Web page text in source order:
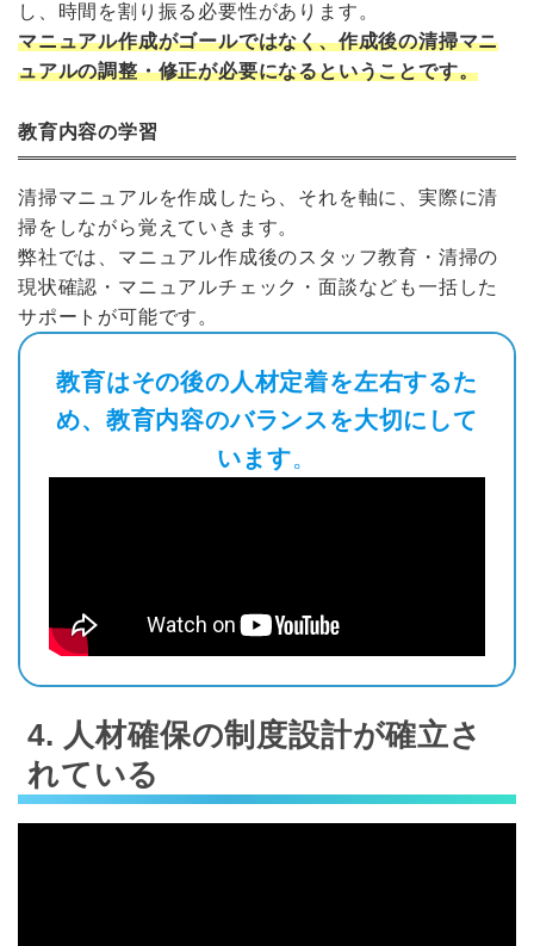
し、時間を割り振る必要性があります。
マニュアル作成がゴールではなく、作成後の清掃マニ
ュアルの調整・修正が必要になるということです。
教育内容の学習
清掃マニュアルを作成したら、それを軸に、実際に清
掃をしながら覚えていきます。
弊社では、マニュアル作成後のスタッフ教育・清掃の
現状確認・マニュアルチェック・面談なども一括した
サポートが可能です。
教育はその後の人材定着を左右するた
め、教育内容のバランスを大切にして
います。
4. 人材確保の制度設計が確立さ
れている